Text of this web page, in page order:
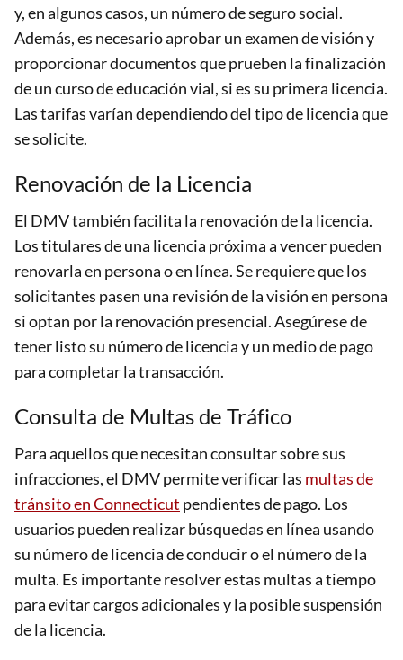
y, en algunos casos, un número de seguro social.
Además, es necesario aprobar un examen de visión y
proporcionar documentos que prueben la finalización
de un curso de educación vial, si es su primera licencia.
Las tarifas varían dependiendo del tipo de licencia que
se solicite.
Renovación de la Licencia
El DMV también facilita la renovación de la licencia.
Los titulares de una licencia próxima a vencer pueden
renovarla en persona o en línea. Se requiere que los
solicitantes pasen una revisión de la visión en persona
si optan por la renovación presencial. Asegúrese de
tener listo su número de licencia y un medio de pago
para completar la transacción.
Consulta de Multas de Tráfico
Para aquellos que necesitan consultar sobre sus
infracciones, el DMV permite verificar las multas de
tránsito en Connecticut pendientes de pago. Los
usuarios pueden realizar búsquedas en línea usando
su número de licencia de conducir o el número de la
multa. Es importante resolver estas multas a tiempo
para evitar cargos adicionales y la posible suspensión
de la licencia.